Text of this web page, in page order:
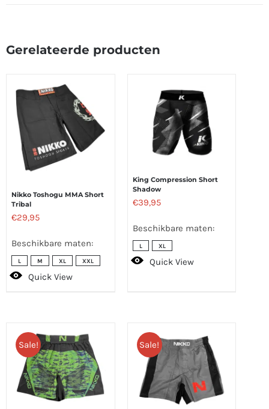
Gerelateerde producten
Nikko Toshogu MMA Short
Tribal
€29,95
Beschikbare maten:
L M XL XXL
Quick View
King Compression Short
Shadow
€39,95
Beschikbare maten:
L XL
Quick View
Sale! Sale!